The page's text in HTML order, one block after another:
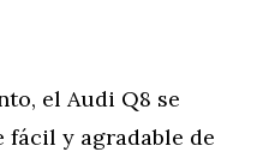
el Audi Q8 se
fácil y agradable de